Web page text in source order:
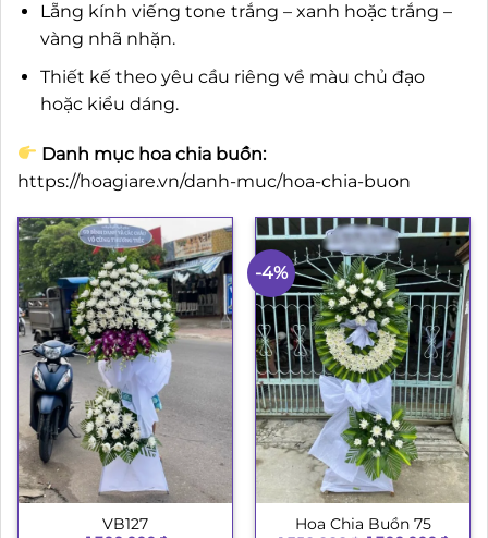
Lẵng kính viếng tone trắng – xanh hoặc trắng –
vàng nhã nhặn.
Thiết kế theo yêu cầu riêng về màu chủ đạo
hoặc kiểu dáng.
Danh mục hoa chia buồn:
https://hoagiare.vn/danh-muc/hoa-chia-buon
VB127
-4%
Hoa Chia Buồn 75